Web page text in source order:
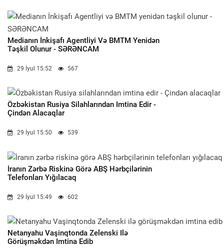
Medianın İnkişafı Agentliyi Və BMTM Yenidən
Təşkil Olunur - SƏRƏNCAM
29 İyul 15:52 567
Özbəkistan Rusiya Silahlarından Imtina Edir -
Çindən Alacaqlar
29 İyul 15:50 539
İranın Zərbə Riskinə Görə ABŞ Hərbçilərinin
Telefonları Yığılacaq
29 İyul 15:49 602
Netanyahu Vaşinqtonda Zelenski Ilə
Görüşməkdən Imtina Edib